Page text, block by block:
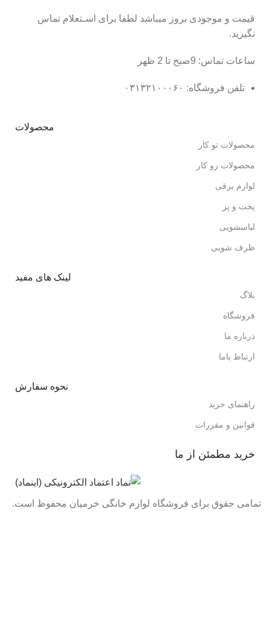
قیمت و موجودی بروز میباشد لطفا برای اسـتعلام تماس
نگیرید.
ساعات تماس: 9صبح تا 2 ظهر
تلفن فروشگاه: ۰۳۱۳۲۱۰۰۰۶۰
محصولات
محصولات تو کار
محصولات رو کار
لوازم برقی
پخت و پز
لباسشویی
ظرف شویی
لینک های مفید
بلاگ
فروشگاه
درباره ما
ارتباط باما
نحوه سفارش
راهنمای خرید
قوانین و مقررات
خرید مطمئن از ما
تمامی حقوق برای فروشگاه لوازم خانگی خرمیان محفوظ است.